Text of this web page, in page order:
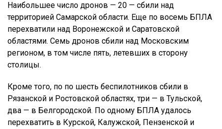
Наибольшее число дронов — 20 — сбили над
территорией Самарской области. Еще по восемь БПЛА
перехватили над Воронежской и Саратовской
областями. Семь дронов сбили над Московским
регионом, в том числе пять, летевших в сторону
столицы.
Кроме того, по по шесть беспилотников сбили в
Рязанской и Ростовской областях, три — в Тульской,
два — в Белгородской. По одному БПЛА удалось
перехватить в Курской, Калужской, Пензенской и